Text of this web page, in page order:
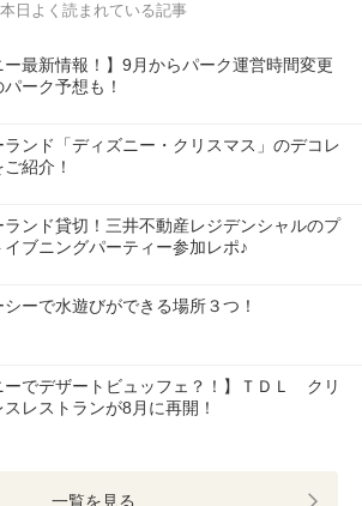
本日よく読まれている記事
ー最新情報！】9月からパーク運営時間変更
ーク予想も！
ンド「ディズニー・クリスマス」のデコレ
紹介！
ランド貸切！三井不動産レジデンシャルのプ
イブニングパーティー参加レポ♪
ーで水遊びができる場所３つ！
ーでデザートビュッフェ？！】ＴＤＬ クリ
レストランが8月に再開！
一覧を見る